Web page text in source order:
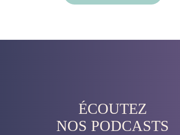
ÉCOUTEZ
NOS PODCASTS